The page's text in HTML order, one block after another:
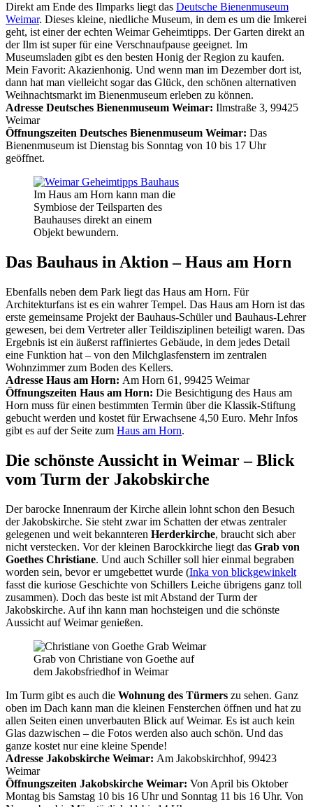
Direkt am Ende des Ilmparks liegt das Deutsche Bienenmuseum
Weimar. Dieses kleine, niedliche Museum, in dem es um die Imkerei
geht, ist einer der echten Weimar Geheimtipps. Der Garten direkt an
der Ilm ist super für eine Verschnaufpause geeignet. Im
Museumsladen gibt es den besten Honig der Region zu kaufen.
Mein Favorit: Akazienhonig. Und wenn man im Dezember dort ist,
dann hat man vielleicht sogar das Glück, den schönen alternativen
Weihnachtsmarkt im Bienenmuseum erleben zu können.
Adresse Deutsches Bienenmuseum Weimar: Ilmstraße 3, 99425
Weimar
Öffnungszeiten Deutsches Bienenmuseum Weimar: Das
Bienenmuseum ist Dienstag bis Sonntag von 10 bis 17 Uhr
geöffnet.
Im Haus am Horn kann man die
Symbiose der Teilsparten des
Bauhauses direkt an einem
Objekt bewundern.
Das Bauhaus in Aktion – Haus am Horn
Ebenfalls neben dem Park liegt das Haus am Horn. Für
Architekturfans ist es ein wahrer Tempel. Das Haus am Horn ist das
erste gemeinsame Projekt der Bauhaus-Schüler und Bauhaus-Lehrer
gewesen, bei dem Vertreter aller Teildisziplinen beteiligt waren. Das
Ergebnis ist ein äußerst raffiniertes Gebäude, in dem jedes Detail
eine Funktion hat – von den Milchglasfenstern im zentralen
Wohnzimmer zum Boden des Kellers.
Adresse Haus am Horn: Am Horn 61, 99425 Weimar
Öffnungszeiten Haus am Horn: Die Besichtigung des Haus am
Horn muss für einen bestimmten Termin über die Klassik-Stiftung
gebucht werden und kostet für Erwachsene 4,50 Euro. Mehr Infos
gibt es auf der Seite zum Haus am Horn.
Die schönste Aussicht in Weimar – Blick
vom Turm der Jakobskirche
Der barocke Innenraum der Kirche allein lohnt schon den Besuch
der Jakobskirche. Sie steht zwar im Schatten der etwas zentraler
gelegenen und weit bekannteren Herderkirche, braucht sich aber
nicht verstecken. Vor der kleinen Barockkirche liegt das Grab von
Goethes Christiane. Und auch Schiller soll hier einmal begraben
worden sein, bevor er umgebettet wurde (Inka von blickgewinkelt
fasst die kuriose Geschichte von Schillers Leiche übrigens ganz toll
zusammen). Doch das beste ist mit Abstand der Turm der
Jakobskirche. Auf ihn kann man hochsteigen und die schönste
Aussicht auf Weimar genießen.
Grab von Christiane von Goethe auf
dem Jakobsfriedhof in Weimar
Im Turm gibt es auch die Wohnung des Türmers zu sehen. Ganz
oben im Dach kann man die kleinen Fensterchen öffnen und hat zu
allen Seiten einen unverbauten Blick auf Weimar. Es ist auch kein
Glas dazwischen – die Fotos werden also auch schön. Und das
ganze kostet nur eine kleine Spende!
Adresse Jakobskirche Weimar: Am Jakobskirchhof, 99423
Weimar
Öffnungszeiten Jakobskirche Weimar: Von April bis Oktober
Montag bis Samstag 10 bis 16 Uhr und Sonntag 11 bis 16 Uhr. Von